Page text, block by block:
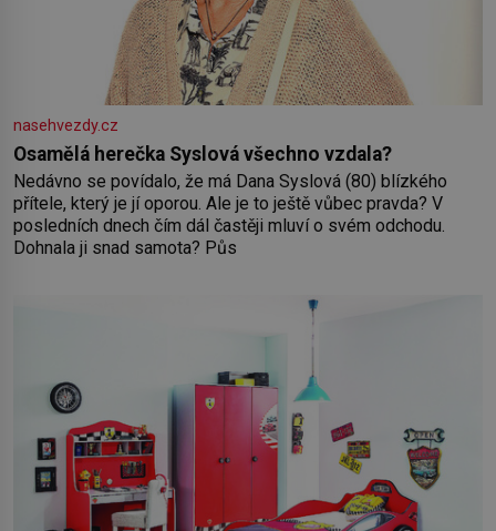
nasehvezdy.cz
Osamělá herečka Syslová všechno vzdala?
Nedávno se povídalo, že má Dana Syslová (80) blízkého
přítele, který je jí oporou. Ale je to ještě vůbec pravda? V
posledních dnech čím dál častěji mluví o svém odchodu.
Dohnala ji snad samota? Půs